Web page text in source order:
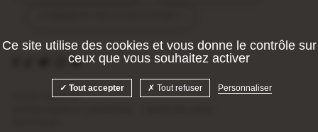
© 2026 Hellolaroux
Ce site utilise des cookies et vous donne le contrôle sur
ceux que vous souhaitez activer
Tout accepter Tout refuser Personnaliser